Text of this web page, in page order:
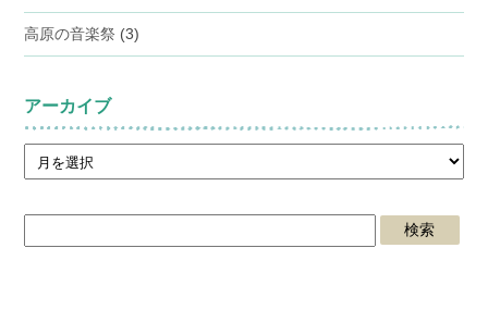
高原の音楽祭 (3)
アーカイブ